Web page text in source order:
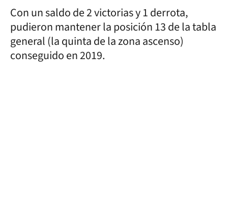
Con un saldo de 2 victorias y 1 derrota,
pudieron mantener la posición 13 de la tabla
general (la quinta de la zona ascenso)
conseguido en 2019.